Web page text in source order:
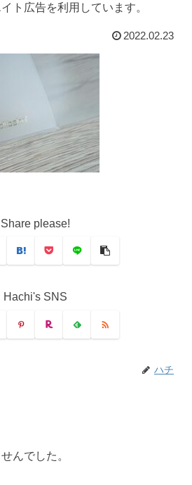
ト広告を利用しています。
2022.02.23
Share please!
Hachi's SNS
ハチ
んでした。